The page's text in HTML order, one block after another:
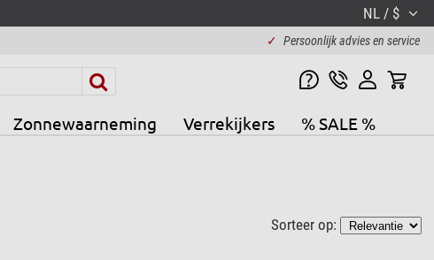
NL / $
✓ Persoonlijk advies en service
Zonnewaarneming Verrekijkers % SALE %
Sorteer op: